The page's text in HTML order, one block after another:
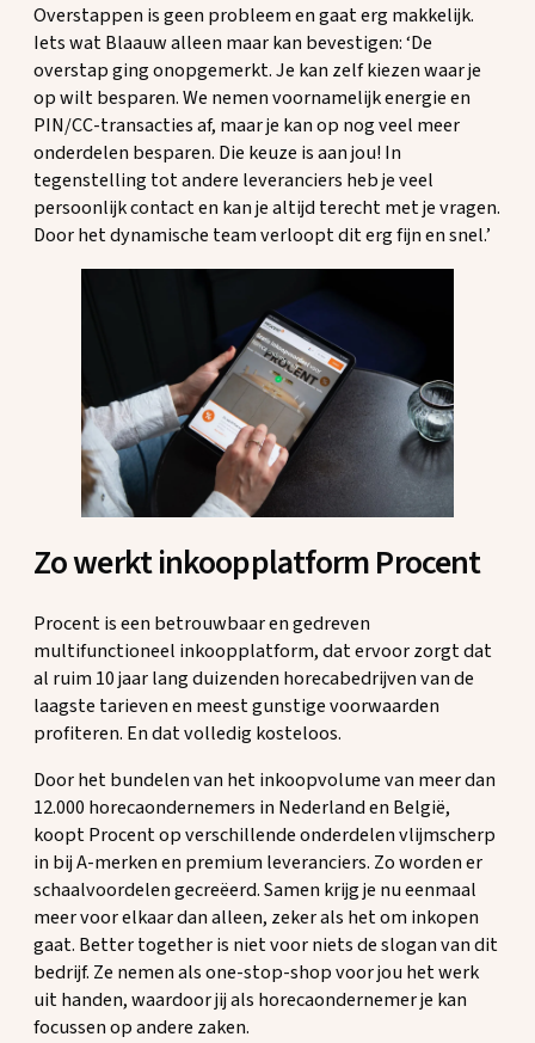
Overstappen is geen probleem en gaat erg makkelijk.
Iets wat Blaauw alleen maar kan bevestigen: ‘De
overstap ging onopgemerkt. Je kan zelf kiezen waar je
op wilt besparen. We nemen voornamelijk energie en
PIN/CC-transacties af, maar je kan op nog veel meer
onderdelen besparen. Die keuze is aan jou! In
tegenstelling tot andere leveranciers heb je veel
persoonlijk contact en kan je altijd terecht met je vragen.
Door het dynamische team verloopt dit erg fijn en snel.’
Zo werkt inkoopplatform Procent
Procent is een betrouwbaar en gedreven
multifunctioneel inkoopplatform, dat ervoor zorgt dat
al ruim 10 jaar lang duizenden horecabedrijven van de
laagste tarieven en meest gunstige voorwaarden
profiteren. En dat volledig kosteloos.
Door het bundelen van het inkoopvolume van meer dan
12.000 horecaondernemers in Nederland en België,
koopt Procent op verschillende onderdelen vlijmscherp
in bij A-merken en premium leveranciers. Zo worden er
schaalvoordelen gecreëerd. Samen krijg je nu eenmaal
meer voor elkaar dan alleen, zeker als het om inkopen
gaat. Better together is niet voor niets de slogan van dit
bedrijf. Ze nemen als one-stop-shop voor jou het werk
uit handen, waardoor jij als horecaondernemer je kan
focussen op andere zaken.